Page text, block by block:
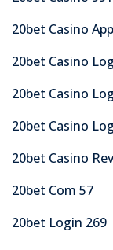
20bet Casino
20bet Casino
20bet Casino
20bet Casino
20bet Casino
20bet Com 57
20bet Login 269